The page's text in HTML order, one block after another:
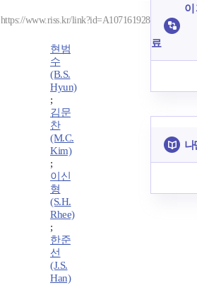
https://www.riss.kr/link?id=A107161928
현범
수
(B.S.
Hyun)
;
김문
찬
(M.C.
Kim)
;
이신
형
(S.H.
Rhee)
;
한준
선
(J.S.
Han)
이
료
나